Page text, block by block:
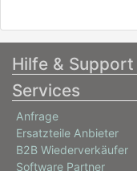
Hilfe & Support
Services
Anfrage
Ersatzteile Anbieter
B2B Wiederverkäufer
Software Partner